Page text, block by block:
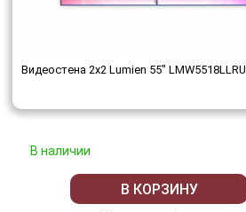
Видеостена 2x2 Lumien 55" LMW5518LLRU
В наличии
В КОРЗИНУ